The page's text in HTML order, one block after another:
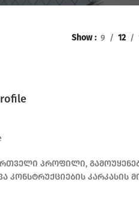
Show 9 12
პროფილი,
კონსტრუქციების კარკასის